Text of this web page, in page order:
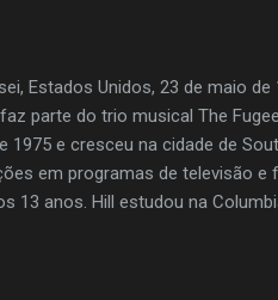
Estados Unidos, 23 de maio
parte do trio musical The
1975 e cresceu na cidade de
em programas de televisão e
13 anos. Hill estudou na
de Álbum do Ano e Melhor